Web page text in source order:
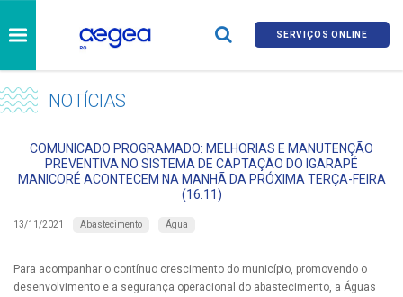
SERVIÇOS ONLINE
NOTÍCIAS
COMUNICADO PROGRAMADO: MELHORIAS E MANUTENÇÃO
PREVENTIVA NO SISTEMA DE CAPTAÇÃO DO IGARAPÉ
MANICORÉ ACONTECEM NA MANHÃ DA PRÓXIMA TERÇA-FEIRA
(16.11)
13/11/2021 Abastecimento Água
Para acompanhar o contínuo crescimento do município, promovendo o
desenvolvimento e a segurança operacional do abastecimento, a Águas